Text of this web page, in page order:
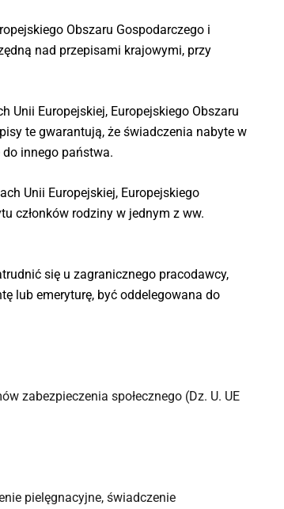
Obszaru Gospodarczego i
nad przepisami krajowymi, przy
Unii Europejskiej, Europejskiego Obszaru
te gwarantują, że świadczenia nabyte w
innego państwa.
Unii Europejskiej, Europejskiego
członków rodziny w jednym z ww.
się u zagranicznego pracodawcy,
lub emeryturę, być oddelegowana do
zabezpieczenia społecznego (Dz. U. UE
pielęgnacyjne, świadczenie